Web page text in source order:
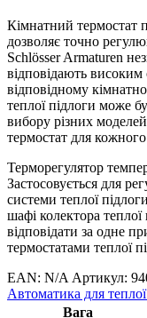
Кімнатний термостат
дозволяє точно
Schlösser Armaturen
відповідають високим
відповідному
теплої підлоги може
вибору різних
термостат для
Терморегулятор
Застосовується для
системи теплої
шафі колектора
відповідати за одне
термостатами теплої
EAN: N/A Артикул:
Автоматика для
Вага